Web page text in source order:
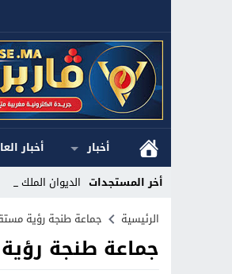
أخبار أخبار
أخر المستجدات الديوان الملكي ا_
Stop
Previous
الرئيسية جماعة طنجة رؤية
جماعة طنجة